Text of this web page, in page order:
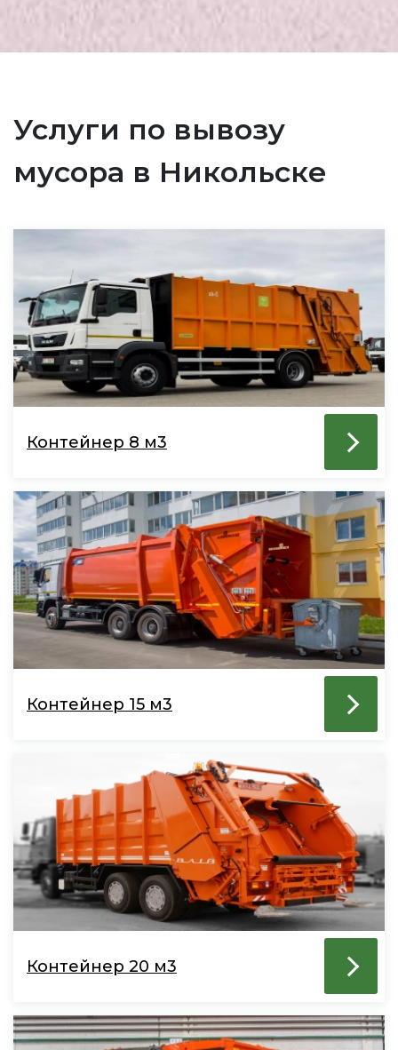
Услуги по вывозу
мусора в Никольске
Контейнер 8 м3
Контейнер 15 м3
Контейнер 20 м3